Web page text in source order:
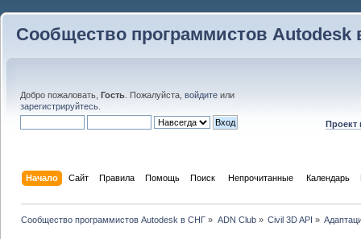
Сообщество программистов Autodesk
Добро пожаловать, Гость . Пожалуйста, войдите или
зарегистрируйтесь
Проект
Начало Сайт Правила Помощь Поиск Непрочитанные Календарь
Сообщество программистов Autodesk в СНГ » ADN Club» Civil 3D API »